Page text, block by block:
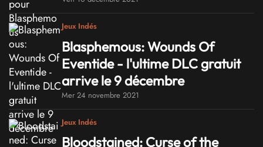
Jeux Indés
Blasphemous: Wounds Of
Eventide - l'ultime DLC gratuit
arrive le 9 décembre
Mer 24 novembre 2021
Jeux Indés
Bloodstained: Curse of the